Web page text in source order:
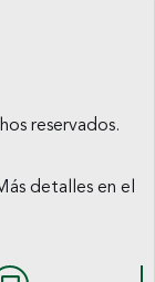
reservados.
detalles en el